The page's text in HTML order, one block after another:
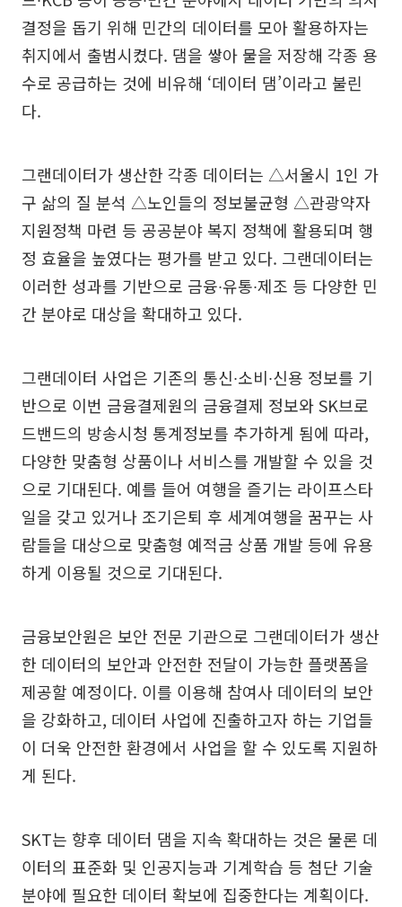
결정을 돕기 위해 민간의 데이터를 모아 활용하자는
취지에서 출범시켰다. 댐을 쌓아 물을 저장해 각종 용
수로 공급하는 것에 비유해 ‘데이터 댐’이라고 불린
다.
그랜데이터가 생산한 각종 데이터는 △서울시 1인 가
구 삶의 질 분석 △노인들의 정보불균형 △관광약자
지원정책 마련 등 공공분야 복지 정책에 활용되며 행
정 효율을 높였다는 평가를 받고 있다. 그랜데이터는
이러한 성과를 기반으로 금융∙유통∙제조 등 다양한 민
간 분야로 대상을 확대하고 있다.
그랜데이터 사업은 기존의 통신∙소비∙신용 정보를 기
반으로 이번 금융결제원의 금융결제 정보와 SK브로
드밴드의 방송시청 통계정보를 추가하게 됨에 따라,
다양한 맞춤형 상품이나 서비스를 개발할 수 있을 것
으로 기대된다. 예를 들어 여행을 즐기는 라이프스타
일을 갖고 있거나 조기은퇴 후 세계여행을 꿈꾸는 사
람들을 대상으로 맞춤형 예적금 상품 개발 등에 유용
하게 이용될 것으로 기대된다.
금융보안원은 보안 전문 기관으로 그랜데이터가 생산
한 데이터의 보안과 안전한 전달이 가능한 플랫폼을
제공할 예정이다. 이를 이용해 참여사 데이터의 보안
을 강화하고, 데이터 사업에 진출하고자 하는 기업들
이 더욱 안전한 환경에서 사업을 할 수 있도록 지원하
게 된다.
SKT는 향후 데이터 댐을 지속 확대하는 것은 물론 데
이터의 표준화 및 인공지능과 기계학습 등 첨단 기술
분야에 필요한 데이터 확보에 집중한다는 계획이다.